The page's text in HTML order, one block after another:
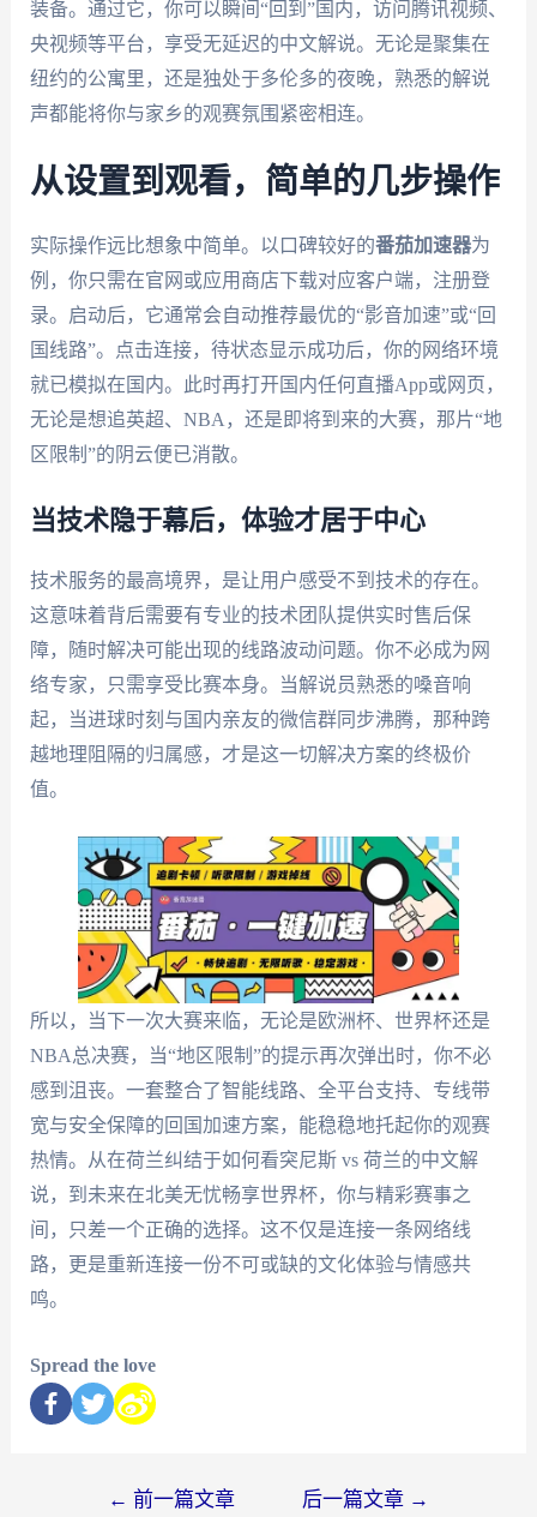
装备。通过它，你可以瞬间“回到”国内，访问腾讯视频、
央视频等平台，享受无延迟的中文解说。无论是聚集在
纽约的公寓里，还是独处于多伦多的夜晚，熟悉的解说
声都能将你与家乡的观赛氛围紧密相连。
从设置到观看，简单的几步操作
实际操作远比想象中简单。以口碑较好的番茄加速器为
例，你只需在官网或应用商店下载对应客户端，注册登
录。启动后，它通常会自动推荐最优的“影音加速”或“回
国线路”。点击连接，待状态显示成功后，你的网络环境
就已模拟在国内。此时再打开国内任何直播App或网页，
无论是想追英超、NBA，还是即将到来的大赛，那片“地
区限制”的阴云便已消散。
当技术隐于幕后，体验才居于中心
技术服务的最高境界，是让用户感受不到技术的存在。
这意味着背后需要有专业的技术团队提供实时售后保
障，随时解决可能出现的线路波动问题。你不必成为网
络专家，只需享受比赛本身。当解说员熟悉的嗓音响
起，当进球时刻与国内亲友的微信群同步沸腾，那种跨
越地理阻隔的归属感，才是这一切解决方案的终极价
值。
所以，当下一次大赛来临，无论是欧洲杯、世界杯还是
NBA总决赛，当“地区限制”的提示再次弹出时，你不必
感到沮丧。一套整合了智能线路、全平台支持、专线带
宽与安全保障的回国加速方案，能稳稳地托起你的观赛
热情。从在荷兰纠结于如何看突尼斯 vs 荷兰的中文解
说，到未来在北美无忧畅享世界杯，你与精彩赛事之
间，只差一个正确的选择。这不仅是连接一条网络线
路，更是重新连接一份不可或缺的文化体验与情感共
鸣。
Spread the love
← 前一篇文章 后一篇文章 →